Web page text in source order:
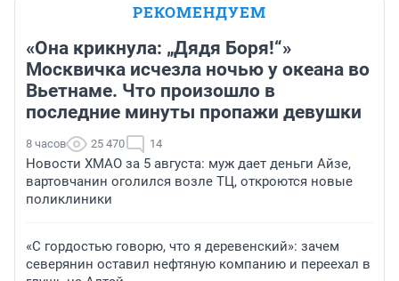
РЕКОМЕНДУЕМ
«Она крикнула: „Дядя Боря!“»
Москвичка исчезла ночью у океана во
Вьетнаме. Что произошло в
последние минуты пропажи девушки
8 часов 25 470 14
Новости ХМАО за 5 августа: муж дает деньги Айзе,
вартовчанин оголился возле ТЦ, откроются новые
поликлиники
«С гордостью говорю, что я деревенский»: зачем
северянин оставил нефтяную компанию и переехал в